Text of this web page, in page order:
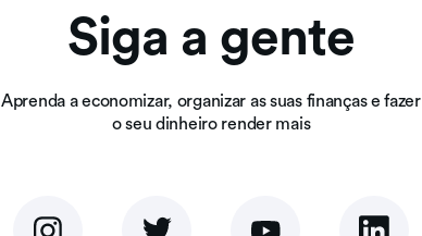
Siga a gente
Aprenda a economizar, organizar as suas finanças e fazer
o seu dinheiro render mais